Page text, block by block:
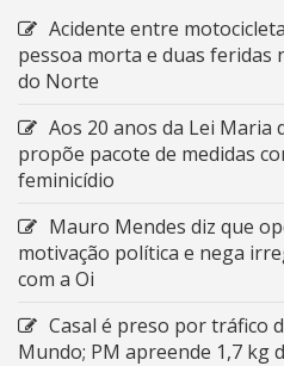
Acidente entre
pessoa morta e duas feridas
do Norte
Aos 20 anos da Lei Maria
propõe pacote de medidas
feminicídio
Mauro Mendes diz que
motivação política e nega
com a Oi
Casal é preso por tráfico
Mundo; PM apreende 1,7 kg